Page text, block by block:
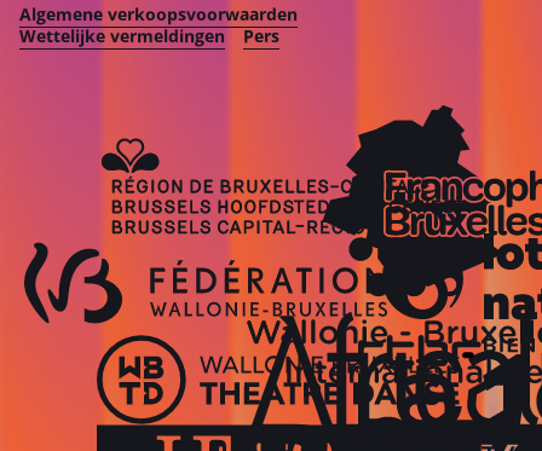
Algemene verkoopsvoorwaarden
Wettelijke vermeldingen
Pers